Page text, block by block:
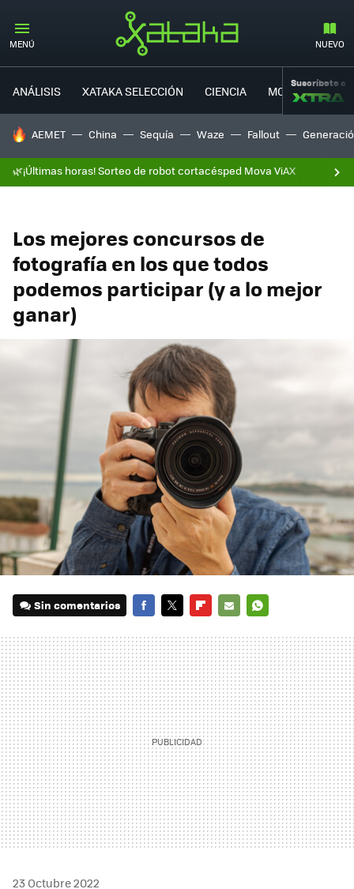
MENÚ NUEVO
ANÁLISIS XATAKA SELECCIÓN CIENCIA MOVILIDAD
Suscríbete a
HOY SE HABLA DE
AEMET China Sequía Waze Fallout
🌿¡Últimas horas! Sorteo de robot cortacésped Mova ViAX
Los mejores concursos de
fotografía en los que todos
podemos participar (y a lo mejor
ganar)
Sin comentarios
MAIL
23 Octubre 2022